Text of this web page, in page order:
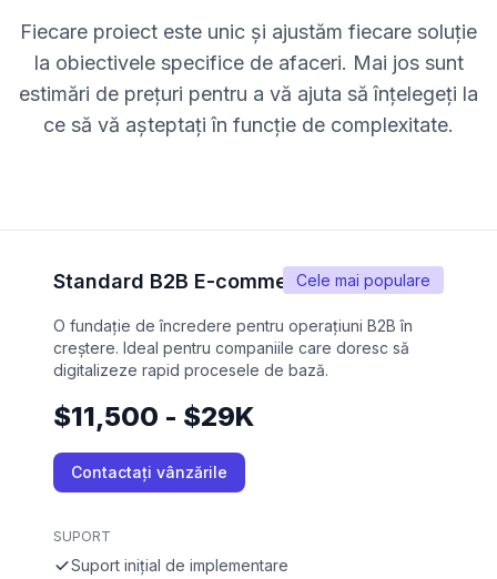
Fiecare proiect este unic și ajustăm fiecare soluție
la obiectivele specifice de afaceri. Mai jos sunt
estimări de prețuri pentru a vă ajuta să înțelegeți la
ce să vă așteptați în funcție de complexitate.
Cele mai populare
Standard B2B E-commerce
O fundație de încredere pentru operațiuni B2B în
creștere. Ideal pentru companiile care doresc să
digitalizeze rapid procesele de bază.
$11,500 - $29K
Contactați vânzările
SUPORT
Suport inițial de implementare